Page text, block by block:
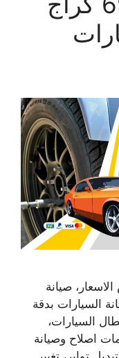
صيانة
السيارات بدقة
السيارات،
اصلاح وصيانة